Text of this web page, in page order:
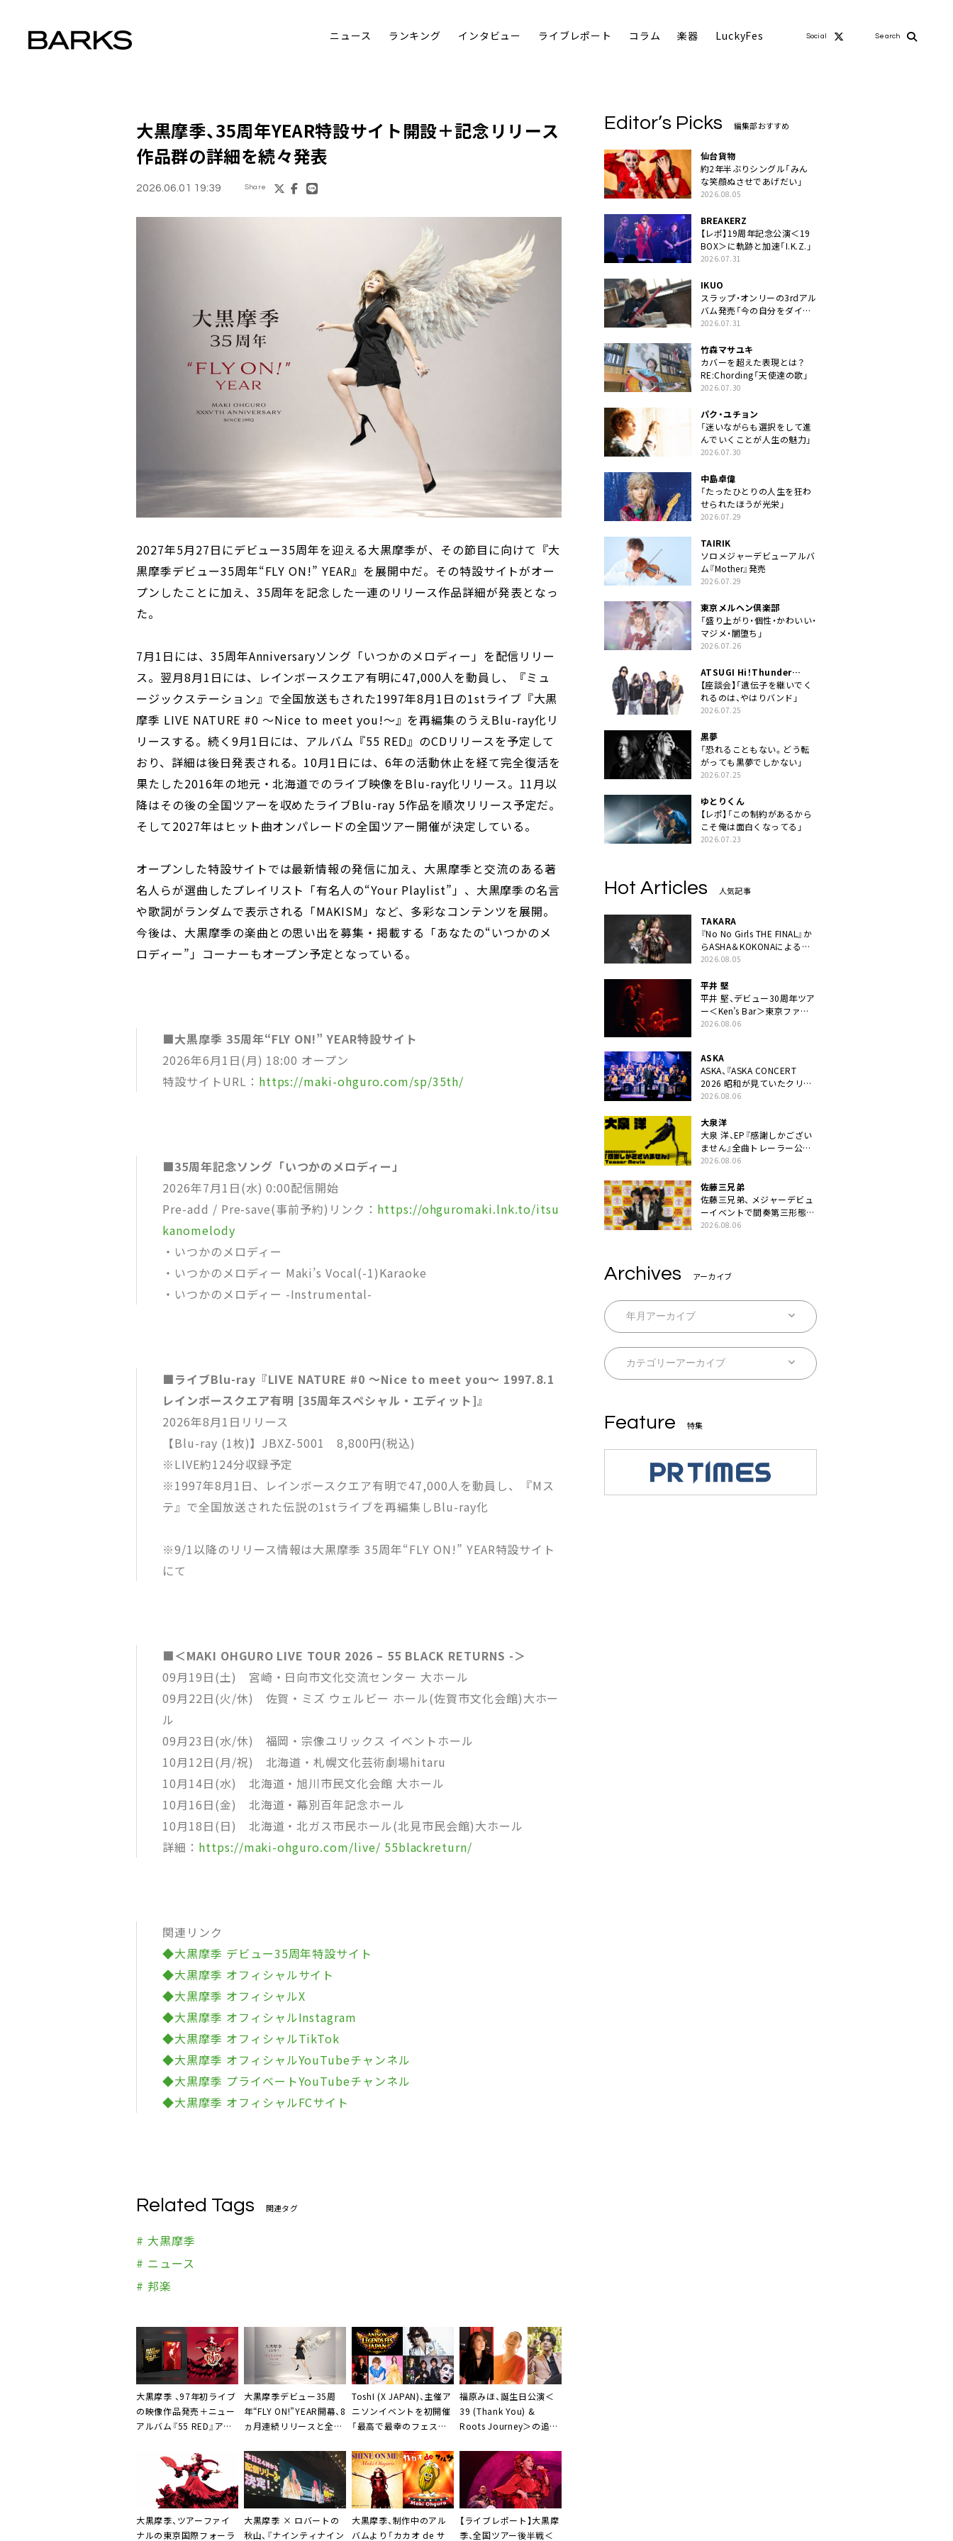
ニュース ランキング インタビュー ライブレポート コラム 楽器 LuckyFes Social Search
大黒摩季、35周年YEAR特設サイト開設＋記念リリース
作品群の詳細を続々発表
2026.06.01 19:39 Share
2027年5月27日にデビュー35周年を迎える大黒摩季が、その節目に向けて『大
黒摩季デビュー35周年“FLY ON!” YEAR』を展開中だ。その特設サイトがオー
プンしたことに加え、35周年を記念した一連のリリース作品詳細が発表となっ
た。
7月1日には、35周年Anniversaryソング「いつかのメロディー」を配信リリー
ス。翌月8月1日には、レインボースクエア有明に47,000人を動員し、『ミュ
ージックステーション』で全国放送もされた1997年8月1日の1stライブ『大黒
摩季 LIVE NATURE #0 ～Nice to meet you!～』を再編集のうえBlu-ray化リ
リースする。続く9月1日には、アルバム『55 RED』のCDリリースを予定して
おり、詳細は後日発表される。10月1日には、6年の活動休止を経て完全復活を
果たした2016年の地元・北海道でのライブ映像をBlu-ray化リリース。11月以
降はその後の全国ツアーを収めたライブBlu-ray 5作品を順次リリース予定だ。
そして2027年はヒット曲オンパレードの全国ツアー開催が決定している。
オープンした特設サイトでは最新情報の発信に加え、大黒摩季と交流のある著
名人らが選曲したプレイリスト「有名人の“Your Playlist”」、大黒摩季の名言
や歌詞がランダムで表示される「MAKISM」など、多彩なコンテンツを展開。
今後は、大黒摩季の楽曲との思い出を募集・掲載する「あなたの“いつかのメ
ロディー”」コーナーもオープン予定となっている。
■大黒摩季 35周年“FLY ON!” YEAR特設サイト
2026年6月1日(月) 18:00 オープン
特設サイトURL： https://maki-ohguro.com/sp/35th/
■35周年記念ソング「いつかのメロディー」
2026年7月1日(水) 0:00配信開始
Pre-add / Pre-save(事前予約)リンク： https://ohguromaki.lnk.to/itsu
kanomelody
・いつかのメロディー
・いつかのメロディー Maki’s Vocal(-1)Karaoke
・いつかのメロディー -Instrumental-
■ライブBlu-ray『LIVE NATURE #0 ～Nice to meet you～ 1997.8.1
レインボースクエア有明 [35周年スペシャル・エディット]』
2026年8月1日リリース
【Blu-ray (1枚)】JBXZ-5001 8,800円(税込)
※LIVE約124分収録予定
※1997年8月1日、レインボースクエア有明で47,000人を動員し、『Mス
テ』で全国放送された伝説の1stライブを再編集しBlu-ray化
※9/1以降のリリース情報は大黒摩季 35周年“FLY ON!” YEAR特設サイト
にて
■＜MAKI OHGURO LIVE TOUR 2026 – 55 BLACK RETURNS -＞
09月19日(土) 宮崎・日向市文化交流センター 大ホール
09月22日(火/休) 佐賀・ミズ ウェルビー ホール(佐賀市文化会館)大ホー
ル
09月23日(水/休) 福岡・宗像ユリックス イベントホール
10月12日(月/祝) 北海道・札幌文化芸術劇場hitaru
10月14日(水) 北海道・旭川市民文化会館 大ホール
10月16日(金) 北海道・幕別百年記念ホール
10月18日(日) 北海道・北ガス市民ホール(北見市民会館)大ホール
詳細： https://maki-ohguro.com/live/ 55blackreturn/
関連リンク
◆大黒摩季 デビュー35周年特設サイト
◆大黒摩季 オフィシャルサイト
◆大黒摩季 オフィシャルX
◆大黒摩季 オフィシャルInstagram
◆大黒摩季 オフィシャルTikTok
◆大黒摩季 オフィシャルYouTubeチャンネル
◆大黒摩季 プライベートYouTubeチャンネル
◆大黒摩季 オフィシャルFCサイト
Related Tags 関連タグ
# 大黒摩季
# ニュース
# 邦楽
大黒摩季 、97年初ライブ
の映像作品発売＋ニュー
アルバム『55 RED』アー
大黒摩季デビュー35周
年“FLY ON!”YEAR開幕、8
ヵ月連続リリースと全国
アルに翼をつけました」
ToshI (X JAPAN)、主催ア
ニソンイベントを初開催
「最高で最幸のフェスを
い！」
福原みほ、誕生日公演＜
39 (Thank You) &
Roots Journey＞の追加
大黒摩季、ツアーファイ
ナルの東京国際フォーラ
大黒摩季 × ロバートの
秋山、『ナインティナイン
大黒摩季、制作中のアル
バムより「カカオ de サ
【ライブレポート】大黒摩
季、全国ツアー後半戦＜
Editor’s Picks 編集部おすすめ
仙台貨物
約2年半ぶりシングル「みん
な笑顔ぬさせであげだい」
2026.08.05
BREAKERZ
【レポ】19周年記念公演＜19
BOX＞に軌跡と加速「I.K.Z.」
2026.07.31
IKUO
スラップ・オンリーの3rdアル
バム発売「今の自分をダイレ
クトに」
2026.07.31
竹森マサユキ
カバーを超えた表現とは？
RE:Chording「天使達の歌」
2026.07.30
パク・ユチョン
「迷いながらも選択をして進
んでいくことが人生の魅力」
2026.07.30
中島卓偉
「たったひとりの人生を狂わ
せられたほうが光栄」
2026.07.29
TAIRIK
ソロメジャーデビューアルバ
ム『Mother』発売
2026.07.29
東京メルヘン倶楽部
「盛り上がり・個性・かわいい・
マジメ・闇堕ち」
2026.07.26
ATSUGI Hi！Thunder
Rock Festival
【座談会】「遺伝子を継いでく
れるのは、やはりバンド」
2026.07.25
黒夢
「恐れることもない。どう転
がっても黒夢でしかない」
2026.07.25
ゆとりくん
【レポ】「この制約があるから
こそ俺は面白くなってる」
2026.07.23
Hot Articles 人気記事
TAKARA
『No No Girls THE FINAL』か
らASHA＆KOKONAによるユ
ニット・TAKARAがデビュー
2026.08.05
平井 堅
平井 堅、デビュー30周年ツア
ー＜Ken’s Bar＞東京ファイ
ナル公演の映像商品化決定。
2026.08.06
ASKA
ASKA、『ASKA CONCERT
2026 昭和が見ていたクリス
マス!? 』発売＆上映決定
2026.08.06
大泉洋
大泉 洋、EP『感謝しかござい
ません』全曲トレーラー公
開。幾田りら書き下ろし曲や
による提供曲のレコーディン
グ映像の一部解禁も
2026.08.06
佐藤三兄弟
佐藤三兄弟、 メジャーデビュ
ーイベントで間奏第三形態ダ
ンスを披露
2026.08.06
Archives アーカイブ
Feature 特集